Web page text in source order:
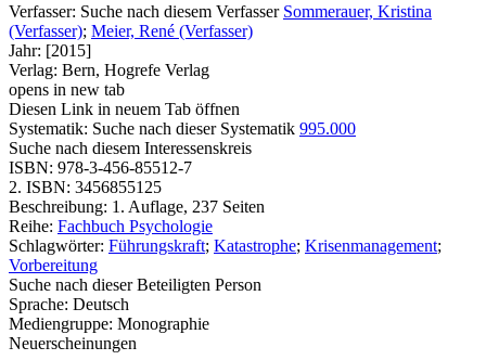
Verfasser: Suche nach diesem Verfasser Sommerauer, Kristina
(Verfasser); Meier, René (Verfasser)
Jahr: [2015]
Verlag: Bern, Hogrefe Verlag
opens in new tab
Diesen Link in neuem Tab öffnen
Systematik: Suche nach dieser Systematik 995.000
Suche nach diesem Interessenskreis
ISBN: 978-3-456-85512-7
2. ISBN: 3456855125
Beschreibung: 1. Auflage, 237 Seiten
Reihe: Fachbuch Psychologie
Schlagwörter: Führungskraft; Katastrophe; Krisenmanagement;
Vorbereitung
Suche nach dieser Beteiligten Person
Sprache: Deutsch
Mediengruppe: Monographie
Neuerscheinungen